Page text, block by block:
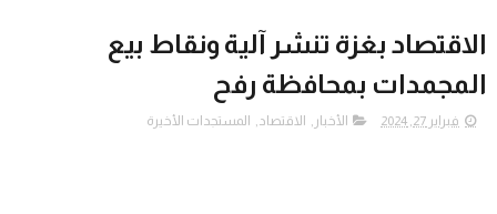
الاقتصاد بغزة تنشر آلية ونقاط بيع
المجمدات بمحافظة رفح
فبراير 27, 2024 الأخبار , الاقتصاد, المستجدات الأخيرة